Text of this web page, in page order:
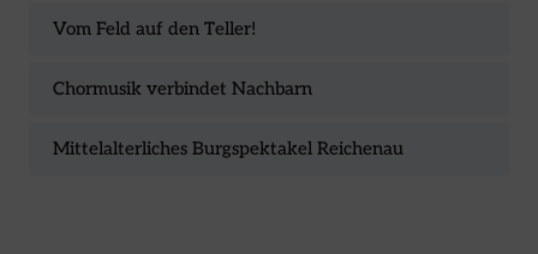
Vom Feld auf den Teller!
Chormusik verbindet Nachbarn
Mittelalterliches Burgspektakel Reichenau